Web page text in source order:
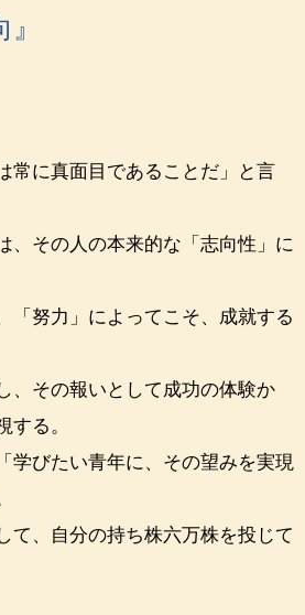
常に真面目であることだ」と言
その人の本来的な「志向性」に
努力」によってこそ、成就する
、その報いとして成功の体験か
する。
学びたい青年に、その望みを実現
、自分の持ち株六万株を投じて